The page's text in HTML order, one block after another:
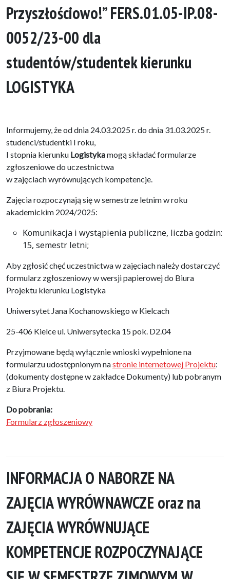
Przyszłościowo!” FERS.01.05-IP.08-
0052/23-00 dla
studentów/studentek kierunku
LOGISTYKA
Informujemy, że od dnia 24.03.2025 r. do dnia 31.03.2025 r.
studenci/studentki I roku,
I stopnia kierunku Logistykamogą składać formularze
zgłoszeniowe do uczestnictwa
w zajęciach wyrównujących kompetencje.
Zajęcia rozpoczynają się w semestrze letnim w roku
akademickim 2024/2025:
Komunikacja i wystąpienia publiczne, liczba godzin:
15, semestr letni;
Aby zgłosić chęć uczestnictwa w zajęciach należy dostarczyć
formularz zgłoszeniowy w wersji papierowej do Biura
Projektu kierunku Logistyka
Uniwersytet Jana Kochanowskiego w Kielcach
25-406 Kielce ul. Uniwersytecka 15 pok. D2.04
Przyjmowane będą wyłącznie wnioski wypełnione na
formularzu udostępnionym nastronie internetowej Projektu:
(dokumenty dostępne w zakładce Dokumenty) lub pobranym
z Biura Projektu.
Do pobrania:
Formularz zgłoszeniowy
INFORMACJA O NABORZE NA
ZAJĘCIA WYRÓWNAWCZE oraz na
ZAJĘCIA WYRÓWNUJĄCE
KOMPETENCJE ROZPOCZYNAJĄCE